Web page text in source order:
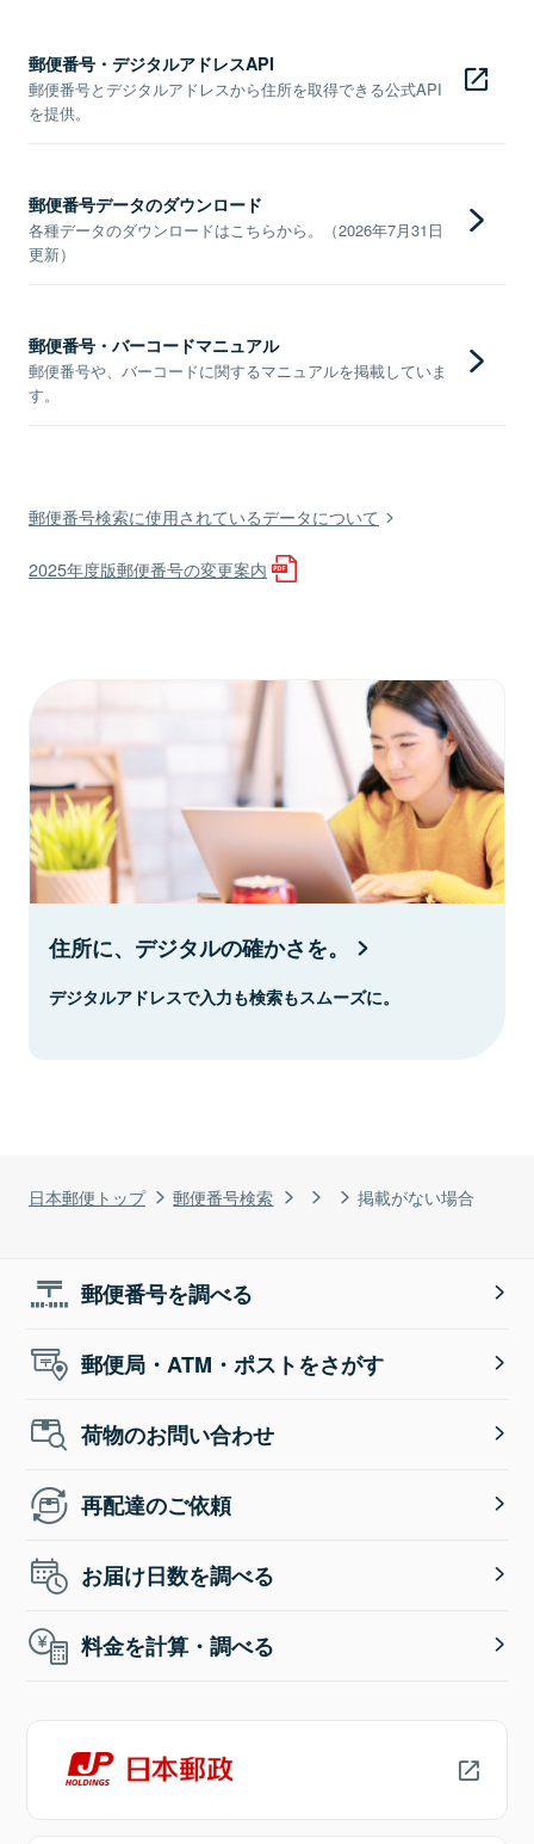
日本郵便トップ 郵便番号検索 掲載がない場合
郵便番号・デジタルアドレスAPI
郵便番号とデジタルアドレスから住所を取得できる公式API
を提供。
郵便番号データのダウンロード
各種データのダウンロードはこちらから。（2026年7月31日
更新）
郵便番号・バーコードマニュアル
郵便番号や、バーコードに関するマニュアルを掲載していま
す。
郵便番号検索に使用されているデータについて
2025年度版郵便番号の変更案内
住所に、デジタルの確かさを。
デジタルアドレスで入力も検索もスムーズに。
郵便番号を調べる
郵便局・ATM・ポストをさがす
荷物のお問い合わせ
再配達のご依頼
お届け日数を調べる
料金を計算・調べる